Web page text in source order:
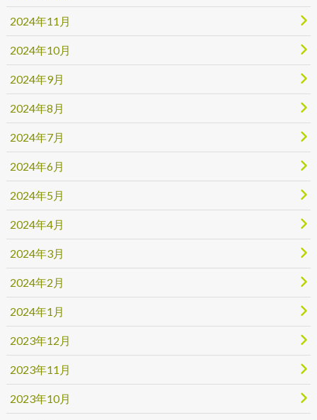
2024年11月
2024年10月
2024年9月
2024年8月
2024年7月
2024年6月
2024年5月
2024年4月
2024年3月
2024年2月
2024年1月
2023年12月
2023年11月
2023年10月